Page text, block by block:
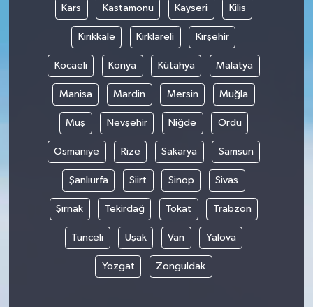
Kars Kastamonu Kayseri Kilis
Kırıkkale Kırklareli Kırşehir
Kocaeli Konya Kütahya Malatya
Manisa Mardin Mersin Muğla
Muş Nevşehir Niğde Ordu
Osmaniye Rize Sakarya Samsun
Şanlıurfa Siirt Sinop Sivas
Şırnak Tekirdağ Tokat Trabzon
Tunceli Uşak Van Yalova
Yozgat Zonguldak